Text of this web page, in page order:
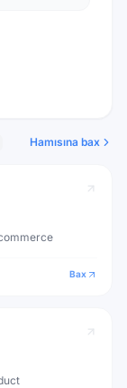
Hamısına bax
Bax